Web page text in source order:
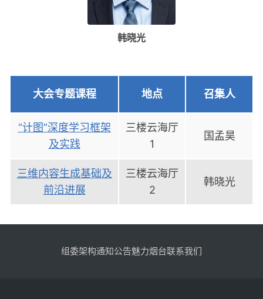
韩晓光
大会专题课程 地点 召集人
“计图”深度学习框架
及实践
三楼云海厅
1
国孟昊
三维内容生成基础及
前沿进展
三楼云海厅
2
韩晓光
组委架构通知公告魅力烟台联系我们